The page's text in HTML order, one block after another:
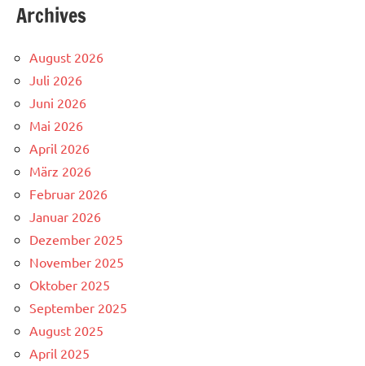
Archives
August 2026
Juli 2026
Juni 2026
Mai 2026
April 2026
März 2026
Februar 2026
Januar 2026
Dezember 2025
November 2025
Oktober 2025
September 2025
August 2025
April 2025